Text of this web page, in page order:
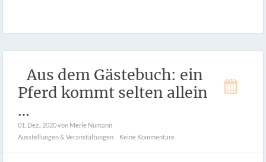
Aus dem Gästebuch: ein
Pferd kommt selten allein
…
01. Dez.. 2020von Merle Nümann
Ausstellungen & Veranstaltungen
Keine Kommentare